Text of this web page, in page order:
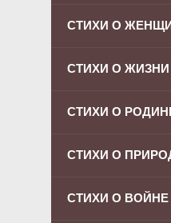
СТИХИ О
СТИХИ О ЖИЗНИ
СТИХИ О
СТИХИ О
СТИХИ О ВОЙНЕ